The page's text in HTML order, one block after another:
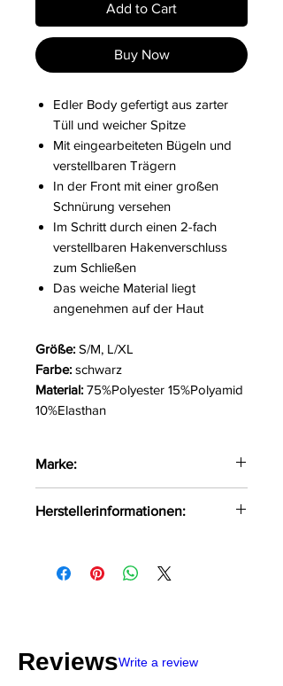
Add to Cart
Buy Now
Edler Body gefertigt aus zarter
Tüll und weicher Spitze
Mit eingearbeiteten Bügeln und
verstellbaren Trägern
In der Front mit einer großen
Schnürung versehen
Im Schritt durch einen 2-fach
verstellbaren Hakenverschluss
zum Schließen
Das weiche Material liegt
angenehmen auf der Haut
Größe: S/M, L/XL
Farbe: schwarz
Material: 75%Polyester 15%Polyamid
10%Elasthan
Marke:
Herstellerinformationen:
Ul. Siemońska 11
ReviewsWrite a review